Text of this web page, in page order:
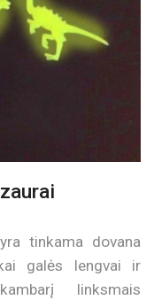
tinkama dovana
galės lengvai ir
linksmais